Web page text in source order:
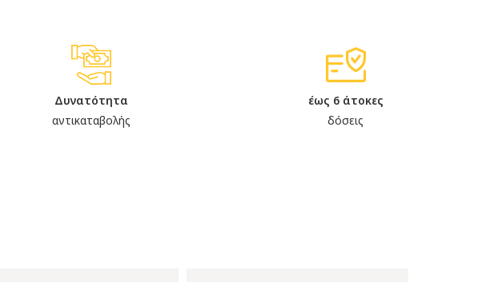
Δυνατότητα
αντικαταβολής
έως 6 άτοκες
δόσεις